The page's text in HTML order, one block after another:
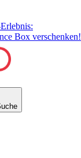
Box verschenken!